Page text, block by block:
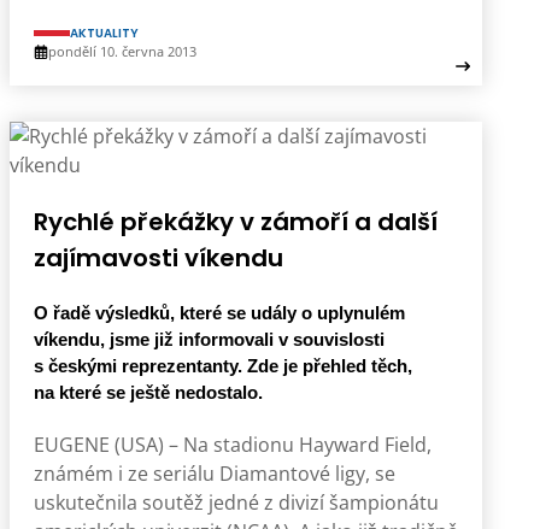
AKTUALITY
pondělí 10. června 2013
Rychlé překážky v zámoří a další
zajímavosti víkendu
O řadě výsledků, které se udály o uplynulém
víkendu, jsme již informovali v souvislosti
s českými reprezentanty. Zde je přehled těch,
na které se ještě nedostalo.
EUGENE (USA) – Na stadionu Hayward Field,
známém i ze seriálu Diamantové ligy, se
uskutečnila soutěž jedné z divizí šampionátu